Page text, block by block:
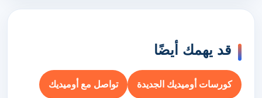
قد يهمك أيضًا
كورسات أوميديك الجديدة تواصل مع أوميديك